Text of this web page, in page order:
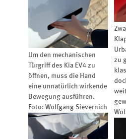
Um den mechanischen
Türgriff des Kia EV4 zu
öffnen, muss die Hand
eine unnatürlich wirkende
Bewegung ausführen.
Foto: Wolfgang Sievernich
zu